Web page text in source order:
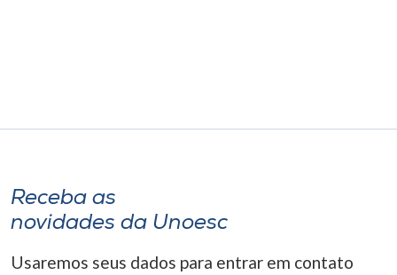
A-
Receba as
novidades da Unoesc
Usaremos seus dados para entrar em contato